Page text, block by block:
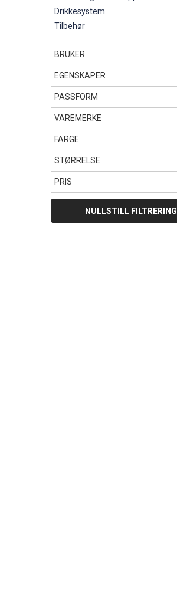
Drikkesystem
Tilbehør
BRUKER
EGENSKAPER
PASSFORM
VAREMERKE
FARGE
STØRRELSE
PRIS
NULLSTILL FILTRERING